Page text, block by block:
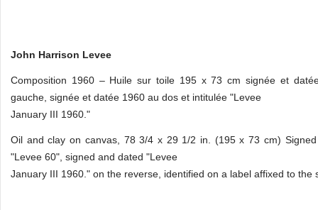
John Harrison Levee
Composition 1960 – Huile sur toile 195 x 73 cm signée et
gauche, signée et datée 1960 au dos et intitulée "Levee
January III 1960."
Oil and clay on canvas, 78 3/4 x 29 1/2 in. (195 x 73 cm)
"Levee 60", signed and dated "Levee
January III 1960." on the reverse, identified on a label affixed to the